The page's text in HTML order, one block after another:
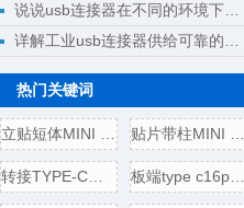
说说usb连接器在不同的环境下运用
详解工业usb连接器供给可靠的操作
热门关键词
立贴短体MINI USB 5P母座,带 贴片带柱MINI USB 5P公头/插
转接TYPE-C母头转USB3.0插头 板端type c16p母座,电源引脚